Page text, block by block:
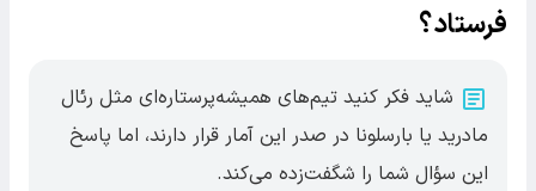
فرستاد؟
شاید فکر کنید تیم‌های همیشه‌پرستاره‌ای مثل رئال
مادرید یا بارسلونا در صدر این آمار قرار دارند، اما پاسخ
این سؤال شما را شگفت‌زده می‌کند.